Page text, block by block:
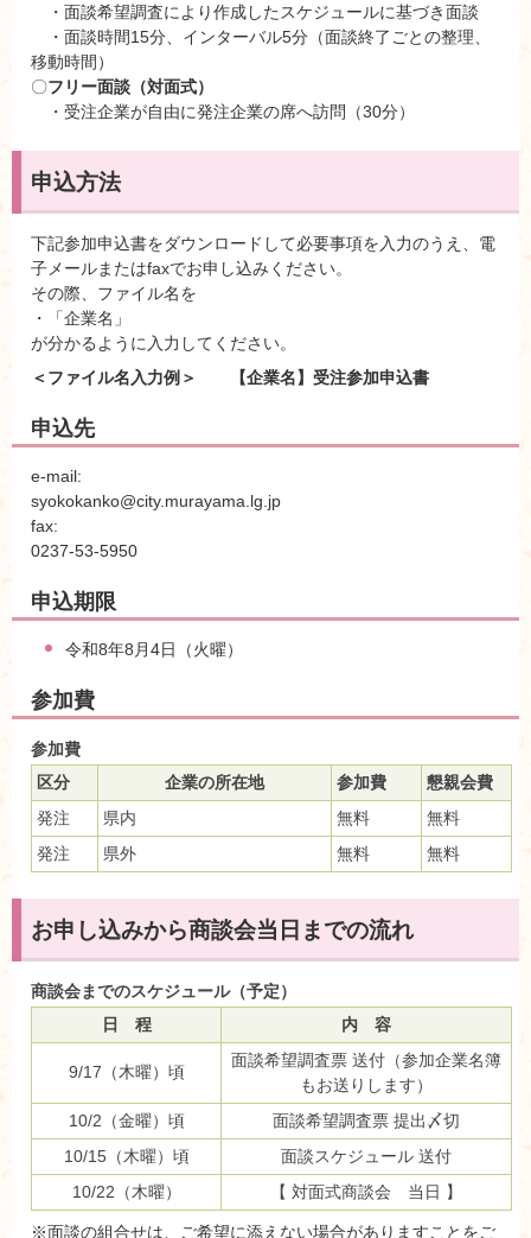
・面談希望調査により作成したスケジュールに基づき面談
・面談時間15分、インターバル5分（面談終了ごとの整理、
移動時間）
〇フリー面談（対面式）
・受注企業が自由に発注企業の席へ訪問（30分）
申込方法
下記参加申込書をダウンロードして必要事項を入力のうえ、電
子メールまたはfaxでお申し込みください。
その際、ファイル名を
・「企業名」
が分かるように入力してください。
＜ファイル名入力例＞ 【企業名】受注参加申込書
申込先
e-mail:
syokokanko@city.murayama.lg.jp
fax:
0237-53-5950
申込期限
令和8年8月4日（火曜）
参加費
参加費
区分 企業の所在地 参加費
懇親会費
発注
県内 無料
無料
発注
県外 無料 無料
お申し込みから商談会当日までの流れ
商談会までのスケジュール（予定）
日 程 内 容
9/17（木曜）頃
面談希望調査票 送付（参加企業名簿
もお送りします）
10/2（金曜）頃
面談希望調査票 提出〆切
10/15（木曜）頃
面談スケジュール 送付
10/22（木曜）
【 対面式商談会 当日 】
※面談の組合せは、ご希望に添えない場合がありますことをご